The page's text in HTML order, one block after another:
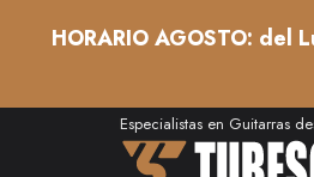
HORARIO AGOSTO: del
Especialistas en Guitarras